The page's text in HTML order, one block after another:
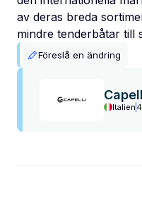
av deras breda
mindre tenderbåtar till
Föreslå en ändring
Italien